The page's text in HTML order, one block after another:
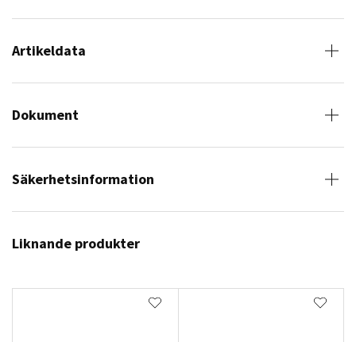
Artikeldata
Dokument
Säkerhetsinformation
Liknande produkter